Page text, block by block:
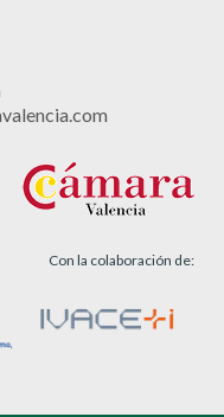
Con la colaboración de: